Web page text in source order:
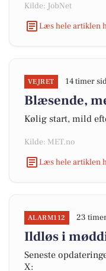
Kilde: JobNet
Læs hele artiklen
VEJRET 14 timer
Blæsende,
Kølig start, mild
Kilde: MET.no
Læs hele artiklen
ALARM112 23
Ildløs i
Seneste
X: